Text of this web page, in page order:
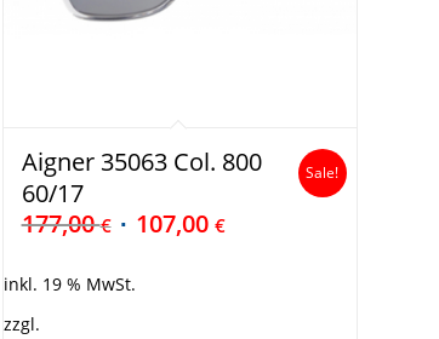
Aigner 35063 Col. 800
60/17
177,00€ 107,00 €
Sale!
inkl. 19 % MwSt.
zzgl.